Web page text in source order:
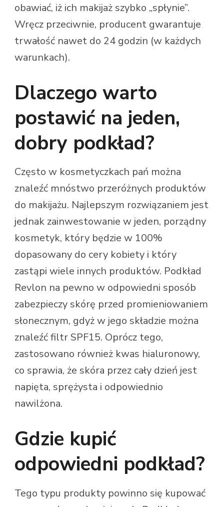
obawiać, iż ich makijaż szybko „spłynie”.
Wręcz przeciwnie, producent gwarantuje
trwałość nawet do 24 godzin (w każdych
warunkach).
Dlaczego warto
postawić na jeden,
dobry podkład?
Często w kosmetyczkach pań można
znaleźć mnóstwo przeróżnych produktów
do makijażu. Najlepszym rozwiązaniem jest
jednak zainwestowanie w jeden, porządny
kosmetyk, który będzie w 100%
dopasowany do cery kobiety i który
zastąpi wiele innych produktów. Podkład
Revlon na pewno w odpowiedni sposób
zabezpieczy skórę przed promieniowaniem
słonecznym, gdyż w jego składzie można
znaleźć filtr SPF15. Oprócz tego,
zastosowano również kwas hialuronowy,
co sprawia, że skóra przez cały dzień jest
napięta, sprężysta i odpowiednio
nawilżona.
Gdzie kupić
odpowiedni podkład?
Tego typu produkty powinno się kupować